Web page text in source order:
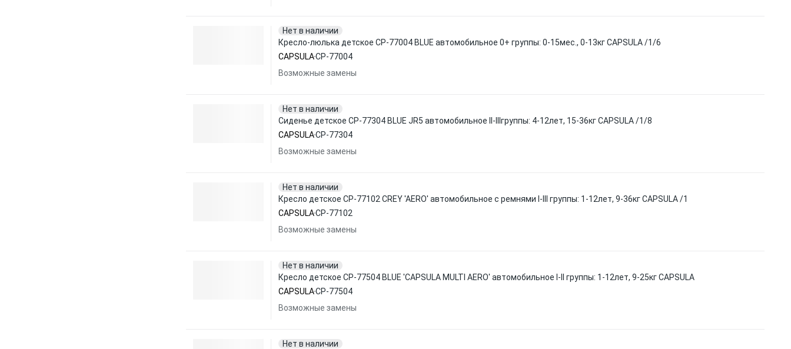
Нет в наличии
Кресло-люлька детское CP-77004 BLUE автомобильное 0+ группы: 0-15мес., 0-13кг CAPSULA /1/6
CAPSULACP-77004
Возможные замены
Нет в наличии
Сиденье детское CP-77304 BLUE JR5 автомобильное II-IIIгруппы: 4-12лет, 15-36кг CAPSULA /1/8
CAPSULACP-77304
Возможные замены
Нет в наличии
Кресло детское CP-77102 CREY 'AERO' автомобильное с ремнями I-III группы: 1-12лет, 9-36кг CAPSULA /1
CAPSULACP-77102
Возможные замены
Нет в наличии
Кресло детское CP-77504 BLUE 'CAPSULA MULTI AERO' автомобильное I-II группы: 1-12лет, 9-25кг CAPSULA
CAPSULACP-77504
Возможные замены
Нет в наличии